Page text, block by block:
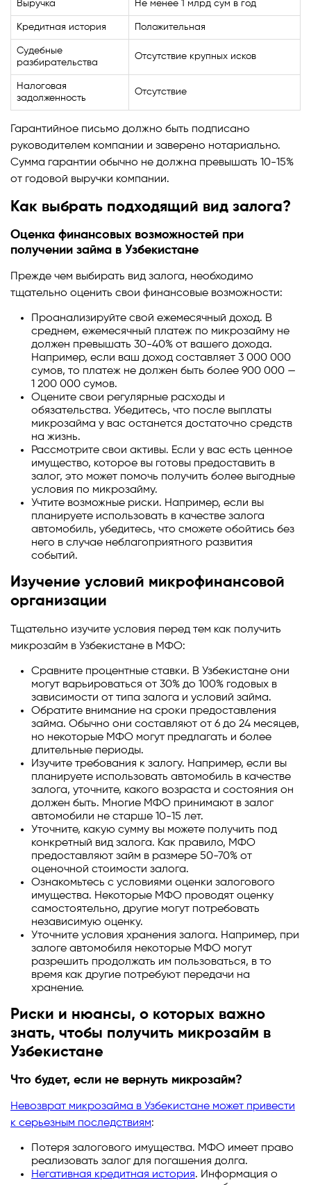
Выручка Не менее 1 млрд сум в год
Кредитная история Положительная
Судебные
разбирательства
Отсутствие крупных исков
Налоговая
задолженность
Отсутствие
Гарантийное письмо должно быть подписано
руководителем компании и заверено нотариально.
Сумма гарантии обычно не должна превышать 10-15%
от годовой выручки компании.
Как выбрать подходящий вид залога?
Оценка финансовых возможностей при
получении займа в Узбекистане
Прежде чем выбирать вид залога, необходимо
тщательно оценить свои финансовые возможности:
Проанализируйте свой ежемесячный доход. В
среднем, ежемесячный платеж по микрозайму не
должен превышать 30-40% от вашего дохода.
Например, если ваш доход составляет 3 000 000
сумов, то платеж не должен быть более 900 000 —
1 200 000 сумов.
Оцените свои регулярные расходы и
обязательства. Убедитесь, что после выплаты
микрозайма у вас останется достаточно средств
на жизнь.
Рассмотрите свои активы. Если у вас есть ценное
имущество, которое вы готовы предоставить в
залог, это может помочь получить более выгодные
условия по микрозайму.
Учтите возможные риски. Например, если вы
планируете использовать в качестве залога
автомобиль, убедитесь, что сможете обойтись без
него в случае неблагоприятного развития
событий.
Изучение условий микрофинансовой
организации
Тщательно изучите условия перед тем как получить
микрозайм в Узбекистане в МФО:
Сравните процентные ставки. В Узбекистане они
могут варьироваться от 30% до 100% годовых в
зависимости от типа залога и условий займа.
Обратите внимание на сроки предоставления
займа. Обычно они составляют от 6 до 24 месяцев,
но некоторые МФО могут предлагать и более
длительные периоды.
Изучите требования к залогу. Например, если вы
планируете использовать автомобиль в качестве
залога, уточните, какого возраста и состояния он
должен быть. Многие МФО принимают в залог
автомобили не старше 10-15 лет.
Уточните, какую сумму вы можете получить под
конкретный вид залога. Как правило, МФО
предоставляют займ в размере 50-70% от
оценочной стоимости залога.
Ознакомьтесь с условиями оценки залогового
имущества. Некоторые МФО проводят оценку
самостоятельно, другие могут потребовать
независимую оценку.
Уточните условия хранения залога. Например, при
залоге автомобиля некоторые МФО могут
разрешить продолжать им пользоваться, в то
время как другие потребуют передачи на
хранение.
Риски и нюансы, о которых важно
знать, чтобы получить микрозайм в
Узбекистане
Что будет, если не вернуть микрозайм?
Невозврат микрозайма в Узбекистане может привести
к серьезным последствиям:
Потеря залогового имущества. МФО имеет право
реализовать залог для погашения долга.
Негативная кредитная история. Информация о